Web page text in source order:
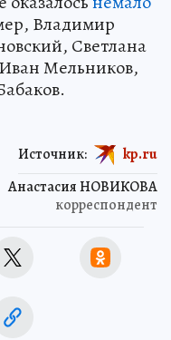
Владимир
Светлана
Мельников,
Анастасия НОВИКОВА
корреспондент
Источник: kp.ru